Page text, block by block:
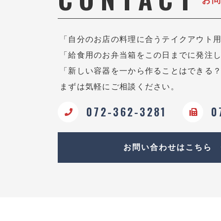
「自分のお店の料理に合うテイクアウト
「給食用のお弁当箱をこの日までに発注
「新しい容器を一から作ることはできる？
まずは気軽にご相談ください。
072-362-3281
お問い合わせはこちら